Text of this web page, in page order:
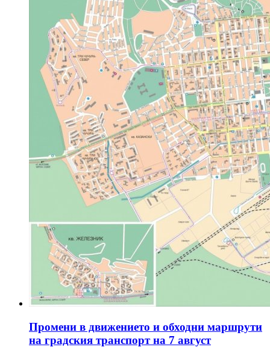
Промени в движението и обходни маршрути
на градския транспорт на 7 август